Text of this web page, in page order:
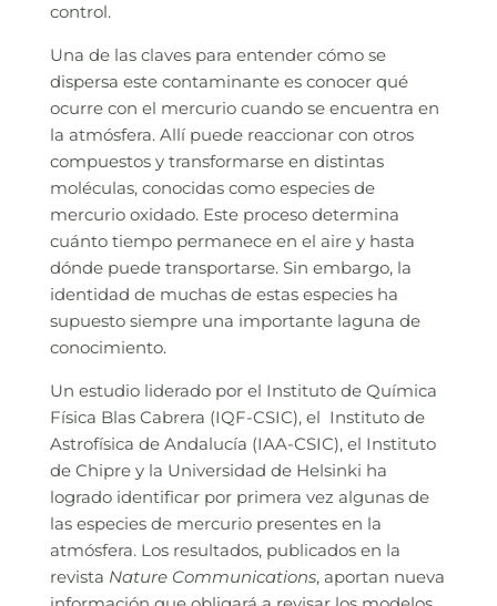
control.
Una de las claves para entender cómo se
dispersa este contaminante es conocer qué
ocurre con el mercurio cuando se encuentra en
la atmósfera. Allí puede reaccionar con otros
compuestos y transformarse en distintas
moléculas, conocidas como especies de
mercurio oxidado. Este proceso determina
cuánto tiempo permanece en el aire y hasta
dónde puede transportarse. Sin embargo, la
identidad de muchas de estas especies ha
supuesto siempre una importante laguna de
conocimiento.
Un estudio liderado por el Instituto de Química
Física Blas Cabrera (IQF-CSIC), el Instituto de
Astrofísica de Andalucía (IAA-CSIC), el Instituto
de Chipre y la Universidad de Helsinki ha
logrado identificar por primera vez algunas de
las especies de mercurio presentes en la
atmósfera. Los resultados, publicados en la
revista Nature Communications, aportan nueva